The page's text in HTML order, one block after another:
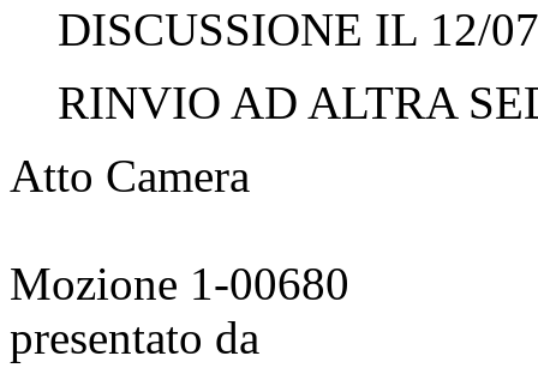
DISCUSSIONE IL 12/
RINVIO AD ALTRA
Atto Camera
Mozione 1-00680
presentato da